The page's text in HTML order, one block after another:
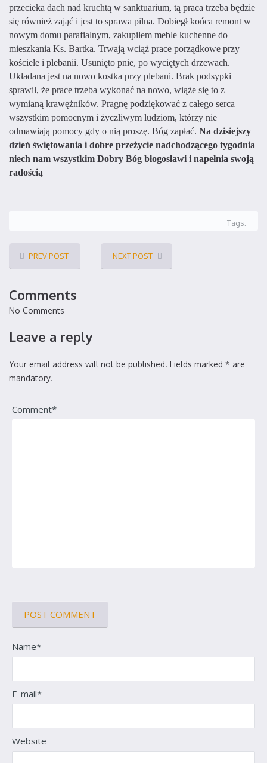
przecieka dach nad kruchtą w sanktuarium, tą praca trzeba będzie
się również zająć i jest to sprawa pilna. Dobiegł końca remont w
nowym domu parafialnym, zakupiłem meble kuchenne do
mieszkania Ks. Bartka. Trwają wciąż prace porządkowe przy
kościele i plebanii. Usunięto pnie, po wyciętych drzewach.
Układana jest na nowo kostka przy plebani. Brak podsypki
sprawił, że prace trzeba wykonać na nowo, wiąże się to z
wymianą krawężników. Pragnę podziękować z całego serca
wszystkim pomocnym i życzliwym ludziom, którzy nie
odmawiają pomocy gdy o nią proszę. Bóg zapłać. Na dzisiejszy
dzień świętowania i dobre przeżycie nadchodzącego tygodnia
niech nam wszystkim Dobry Bóg błogosławi i napełnia swoją
radością
Tags:
PREV POST NEXT POST
Comments
No Comments
Leave a reply
Your email address will not be published. Fields marked * are
mandatory.
Comment*
Name*
E-mail*
Website